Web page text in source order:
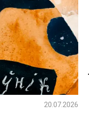
20.07.2026